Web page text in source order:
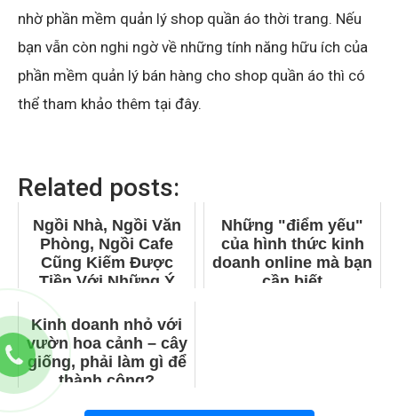
nhờ phần mềm quản lý shop quần áo thời trang. Nếu
bạn vẫn còn nghi ngờ về những tính năng hữu ích của
phần mềm quản lý bán hàng cho shop quần áo thì có
thể tham khảo thêm tại đây.
Related posts:
Ngồi Nhà, Ngồi Văn
Phòng, Ngồi Cafe
Cũng Kiếm Được
Tiền Với Những Ý
Online Dịp Tết
Những "điểm yếu"
của hình thức kinh
doanh online mà bạn
cần biết
Kinh doanh nhỏ với
vườn hoa cảnh – cây
giống, phải làm gì để
thành công?